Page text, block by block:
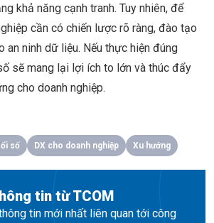
khả năng cạnh tranh. Tuy nhiên, để
cần có chiến lược rõ ràng, đào tạo
an ninh dữ liệu. Nếu thực hiện đúng
sẽ mang lại lợi ích to lớn và thúc đẩy
cho doanh nghiệp.
số DX cho doanh nghiệp Xu hướng
tin từ TCOM
tin mới nhất liên quan tới công